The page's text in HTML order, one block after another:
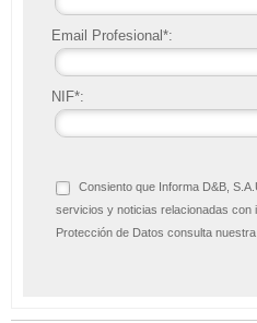
Email Profesional*:
NIF*:
Consiento que Informa D&B,
servicios y noticias relacionadas con
Protección de Datos consulta nuestra